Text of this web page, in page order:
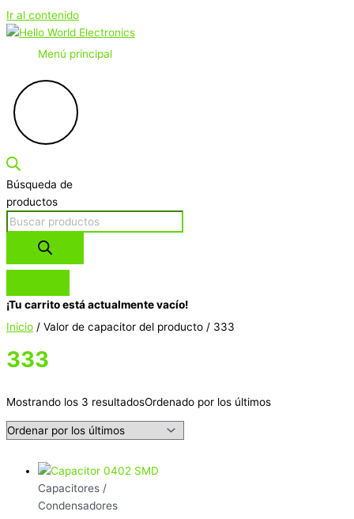
Ir al contenido
Menú principal
Búsqueda de
productos
¡Tu carrito está actualmente vacío!
Inicio / Valor de capacitor del producto / 333
333
Mostrando los 3 resultadosOrdenado por los últimos
Capacitores /
Condensadores